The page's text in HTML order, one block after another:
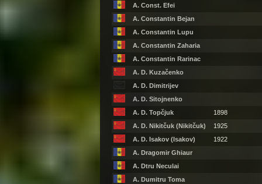
A. Const. Efei
A. Constantin Bejan
A. Constantin Lupu
A. Constantin Zaharia
A. Constantin Rarinac
A. D. Kuzačenko
A. D. Dimitrijev
A. D. Sitojnenko
A. D. Topčjuk
1898
A. D. Nikitčuk (Nikitčuk)
1925
A. D. Isakov (Isakov)
1922
A. Dragomir Ghiaur
A. Dtru Neculai
A. Dumitru Toma